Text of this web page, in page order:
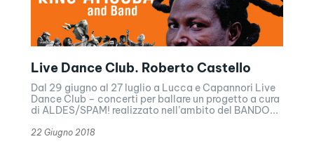
Live Dance Club. Roberto Castello
Dal 29 giugno al 27 luglio a Lucca e Capannori Live
Dance Club – concerti per ballare un progetto a cura
di ALDES/SPAM! realizzato nell’ambito del BANDO...
22 Giugno 2018